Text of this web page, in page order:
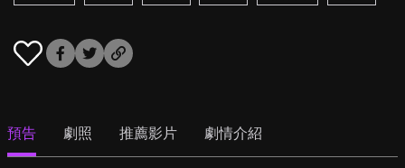
預告 劇照 推薦影片 劇情介紹